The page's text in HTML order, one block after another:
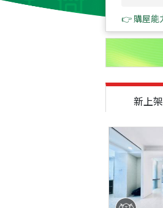
👉 購屋能
新上架